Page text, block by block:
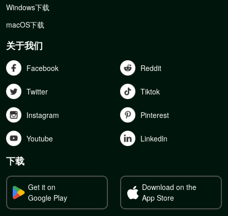
Windows下载
macOS下载
关于我们
Facebook Reddit
Twitter Tiktok
Instagram Pinterest
Youtube Linkedln
下载
Get it on
Google Play
Download on the
App Store